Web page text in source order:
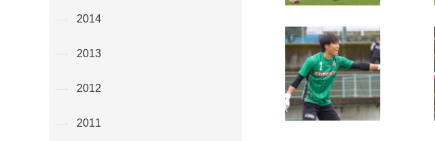
2014
2013
2012
2011